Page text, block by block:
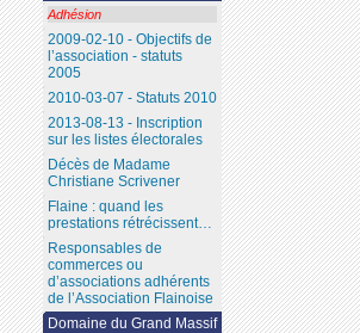
Adhésion
2009-02-10 - Objectifs de
l’association - statuts
2005
2010-03-07 - Statuts 2010
2013-08-13 - Inscription
sur les listes électorales
Décès de Madame
Christiane Scrivener
Flaine : quand les
prestations rétrécissent…
Responsables de
commerces ou
d’associations adhérents
de l’Association Flainoise
Domaine du Grand Massif